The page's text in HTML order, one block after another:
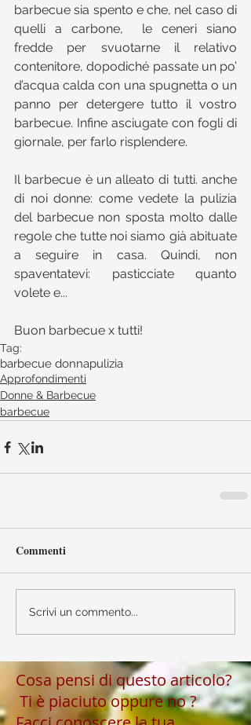
barbecue sia spento e che, nel caso di
quelli a carbone,  le ceneri siano
fredde per svuotarne il relativo
contenitore, dopodiché passate un po’
d’acqua calda con una spugnetta o un
panno per detergere tutto il vostro
barbecue. Infine asciugate con fogli di
giornale, per farlo risplendere.
Il barbecue è un alleato di tutti. anche
di noi donne: come vedete la pulizia
del barbecue non sposta molto dalle
regole che tutte noi siamo già abituate
a seguire in casa. Quindi, non
spaventatevi: pasticciate quanto
volete e...
Buon barbecue x tutti!
Tag:
barbecue donnapulizia
Approfondimenti
Donne & Barbecue
barbecue
Commenti
Scrivi un commento...
Cosa pensi di questo articolo?
Ti è piaciuto oppure no ?